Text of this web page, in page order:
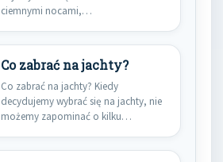
ciemnymi nocami,…
Co zabrać na jachty?
Co zabrać na jachty? Kiedy
decydujemy wybrać się na jachty, nie
możemy zapominać o kilku…